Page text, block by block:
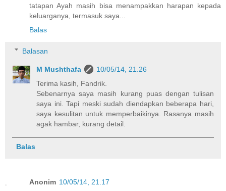
tatapan Ayah masih bisa menampakkan harapan kepada
keluarganya, termasuk saya...
Balas
Balasan
M Mushthafa
10/05/14, 21.26
Terima kasih, Fandrik.
Sebenarnya saya masih kurang puas dengan tulisan
saya ini. Tapi meski sudah diendapkan beberapa hari,
saya kesulitan untuk memperbaikinya. Rasanya masih
agak hambar, kurang detail.
Balas
Anonim 10/05/14, 21.17